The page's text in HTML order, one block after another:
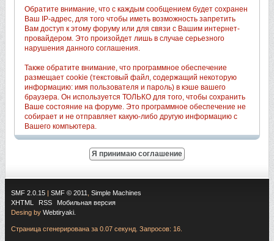
Обратите внимание, что с каждым сообщением будет сохранен
Ваш IP-адрес, для того чтобы иметь возможность запретить
Вам доступ к этому форуму или для связи с Вашим интернет-
провайдером. Это произойдет лишь в случае серьезного
нарушения данного соглашения.
Также обратите внимание, что программное обеспечение
размещает cookie (текстовый файл, содержащий некоторую
информацию: имя пользователя и пароль) в кэше вашего
браузера. Он используется ТОЛЬКО для того, чтобы сохранить
Ваше состояние на форуме. Это программное обеспечение не
собирает и не отправляет какую-либо другую информацию с
Вашего компьютера.
SMF 2.0.15 SMF © 2011
Simple Machines
XHTML
RSS
Мобильная версия
Desing by Webtiryaki.
Страница сгенерирована за 0.07 секунд. Запросов: 16.